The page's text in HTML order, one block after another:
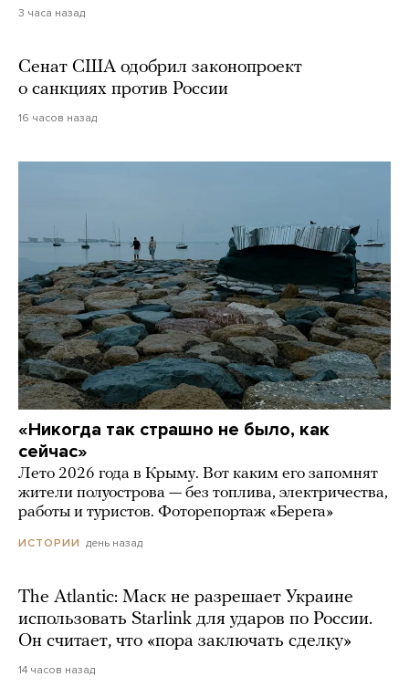
3 часа назад
Сенат США одобрил законопроект
о санкциях против России
16 часов назад
«Никогда так страшно не было, как
сейчас»
Лето 2026 года в Крыму. Вот каким его запомнят
жители полуострова — без топлива, электричества,
работы и туристов. Фоторепортаж «Берега»
ИСТОРИИ день назад
The Atlantic: Маск не разрешает Украине
использовать Starlink для ударов по России.
Он считает, что «пора заключать сделку»
14 часов назад